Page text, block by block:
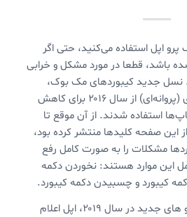
اپل استفاده می‌کنید، حتی اگر
باشد، قطعا در مورد مشکل و خرابی
نسل جدید کیبورد‌های مک بوک،
موسوم به کیبورد باترفلای (پروانه‌ای) از سال ۲۰۱۶ برای کاهش
استفاده شدند. از آن موقع تا
از این صفحه کلیدها منتشر کرده بود،
مشکلات را به صورت کامل رفع
این موارد هستند: نخوردن دکمه
کیبورد و چسبیدن دکمه کیبورد.
حالا با معرفی مک‌بوک پرو های جدید در سال ۲۰۱۹، اپل اعلام